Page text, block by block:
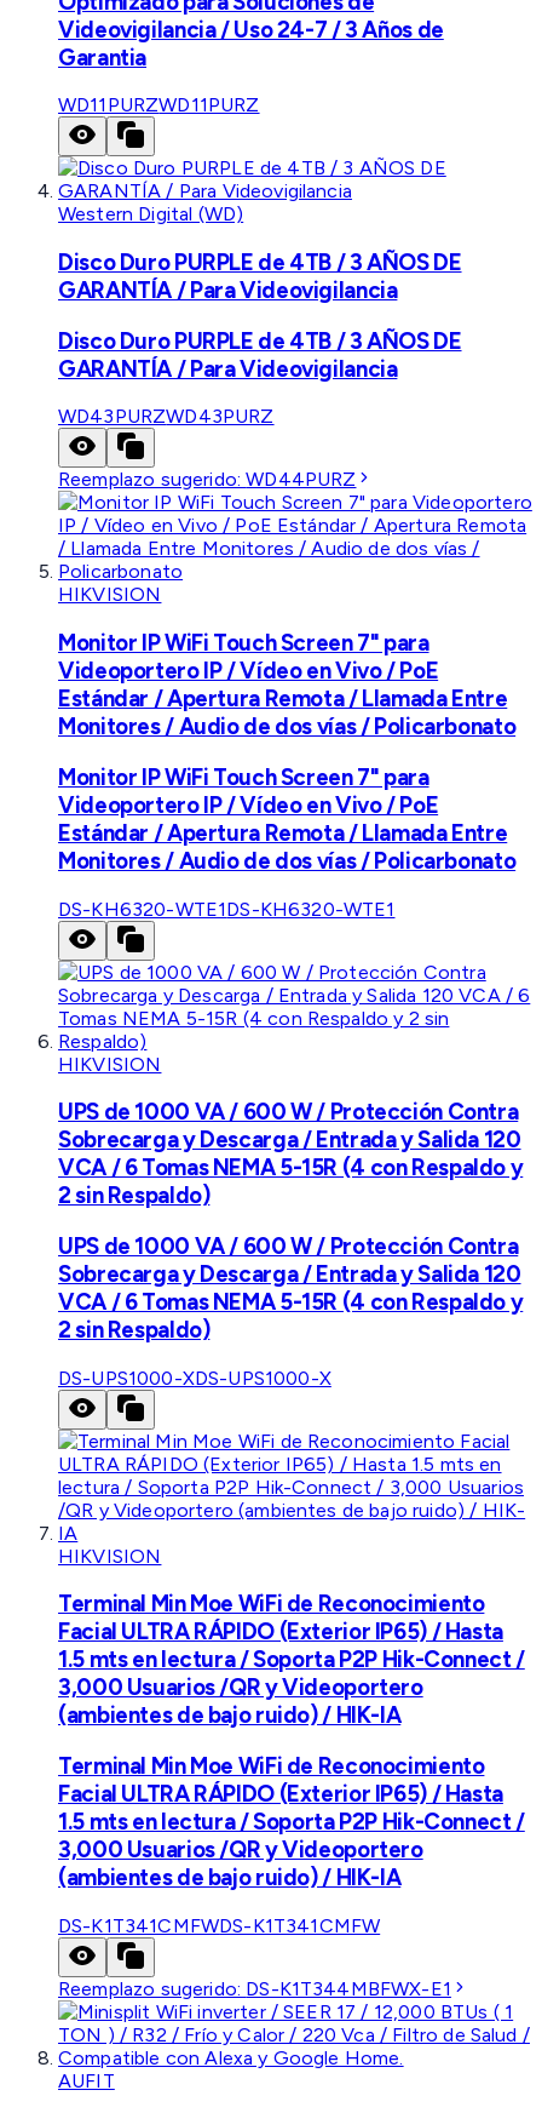
Videovigilancia / Uso 24-7 / 3 Años de
Garantia
WD11PURZWD11PURZ
Western Digital (WD)
Disco Duro PURPLE de 4TB / 3 AÑOS DE
GARANTÍA / Para Videovigilancia
Disco Duro PURPLE de 4TB / 3 AÑOS DE
GARANTÍA / Para Videovigilancia
WD43PURZWD43PURZ
Reemplazo sugerido:WD44PURZ
HIKVISION
Monitor IP WiFi Touch Screen 7" para
Videoportero IP / Vídeo en Vivo / PoE
Estándar / Apertura Remota / Llamada Entre
Monitores / Audio de dos vías / Policarbonato
Monitor IP WiFi Touch Screen 7" para
Videoportero IP / Vídeo en Vivo / PoE
Estándar / Apertura Remota / Llamada Entre
Monitores / Audio de dos vías / Policarbonato
DS-KH6320-WTE1DS-KH6320-WTE1
HIKVISION
UPS de 1000 VA / 600 W / Protección Contra
Sobrecarga y Descarga / Entrada y Salida 120
VCA / 6 Tomas NEMA 5-15R (4 con Respaldo y
2 sin Respaldo)
UPS de 1000 VA / 600 W / Protección Contra
Sobrecarga y Descarga / Entrada y Salida 120
VCA / 6 Tomas NEMA 5-15R (4 con Respaldo y
2 sin Respaldo)
DS-UPS1000-XDS-UPS1000-X
HIKVISION
Terminal Min Moe WiFi de Reconocimiento
Facial ULTRA RÁPIDO (Exterior IP65) / Hasta
1.5 mts en lectura / Soporta P2P Hik-Connect /
3,000 Usuarios /QR y Videoportero
(ambientes de bajo ruido) / HIK-IA
Terminal Min Moe WiFi de Reconocimiento
Facial ULTRA RÁPIDO (Exterior IP65) / Hasta
1.5 mts en lectura / Soporta P2P Hik-Connect /
3,000 Usuarios /QR y Videoportero
(ambientes de bajo ruido) / HIK-IA
DS-K1T341CMFWDS-K1T341CMFW
Reemplazo sugerido: DS-K1T344MBFWX-E1
AUFIT